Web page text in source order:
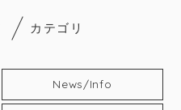
カテゴリ
News/Info